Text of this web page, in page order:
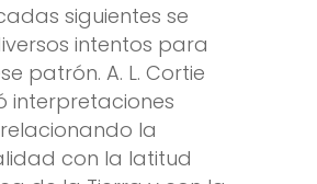
siguientes se
intentos para
patrón. A. L. Cortie
interpretaciones
relacionando la
con la latitud